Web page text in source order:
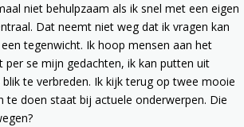
niet behulpzaam als ik snel met een eigen
Dat neemt niet weg dat ik vragen kan
tegenwicht. Ik hoop mensen aan het
se mijn gedachten, ik kan putten uit
te verbreden. Ik kijk terug op twee mooie
te doen staat bij actuele onderwerpen. Die